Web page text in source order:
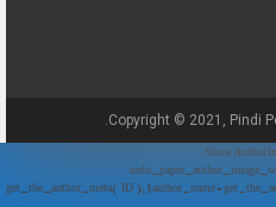
Copyright © 2021, Pindi
// Show Author
get_the_author_meta('ID'); $author_name =